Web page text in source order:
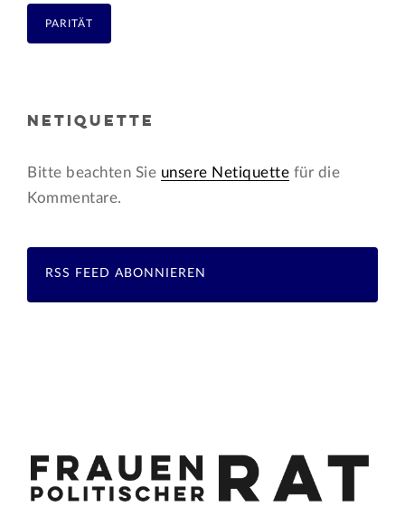
PARITÄT
NETIQUETTE
Bitte beachten Sie unsere Netiquette für die
Kommentare.
RSS FEED ABONNIEREN